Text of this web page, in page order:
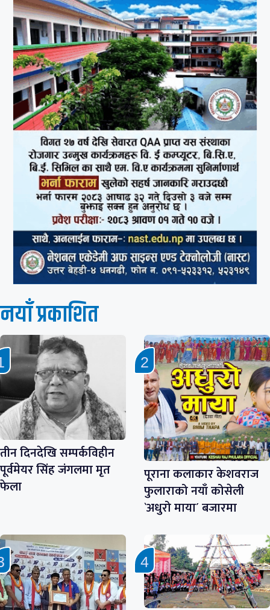
नयाँ प्रकाशित
तीन दिनदेखि सम्पर्कविहीन
पूर्वमेयर सिंह जंगलमा मृत
फेला
पूराना कलाकार केशवराज
फुलाराको नयाँ कोसेली
`अधुरो माया´ बजारमा